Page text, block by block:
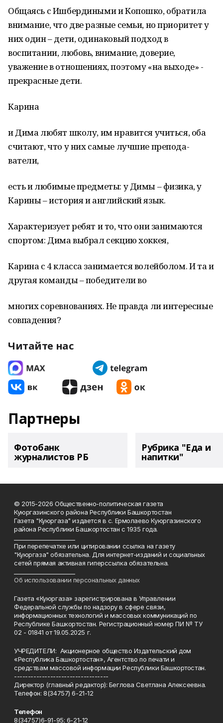
Общаясь с Ишбердиными и Ко­пошко, обратила
внимание, что две разные семьи, но приоритет у
них один – дети, одинаковый под­ход в
воспитании, любовь, внима­ние, доверие,
уважение в отноше­ниях, поэтому «на выходе» -
пре­красные дети.
Карина
и Дима любят школу, им нравится учиться, оба
считают, что у них самые лучшие препода­
ватели,
есть и любимые предметы: у Димы – физика, у
Карины – исто­рия и английский язык.
Характе­ризует ребят и то, что они занима­ются
спортом: Дима выбрал сек­цию хоккея,
Карина с 4 класса за­нимается волейболом. И та и
дру­гая команды – победители во
мно­гих соревнованиях. Не правда ли интересные
совпадения?
Читайте нас
Партнеры
Фотобанк
журналистов РБ
Рубрика "Еда и
напитки"
© 2015-2026 Общественно-политическая газета
Куюргазинского района Республики Башкортостан
Газета "Куюргаза" издается в с. Ермолаево Куюргазинского
района Республики Башкортостан с 1935 года.
При перепечатке или цитировании ссылка на газету
"Куюргаза" обязательна. Для интернет-изданий и социальных
сетей прямая активная гиперссылка обязательна.
Об использовании персональных данных
Газета «Куюргаза» зарегистрирована в Управлении
Федеральной службы по надзору в сфере связи,
информационных технологий и массовых коммуникаций по
Республике Башкортостан. Регистрационный номер ПИ № ТУ
02 - 01841 от 19.05.2025 г.
УЧРЕДИТЕЛИ: Акционерное общество Издательский дом
«Республика Башкортостан», Агентство по печати и
средствам массовой информации Республики Башкортостан.
----------------------------------
Директор (главный редактор): Беглова Светлана Алексеевна.
Телефон: 8(34757) 6-21-12
Телефон
8(34757)6-91-95; 6-21-12